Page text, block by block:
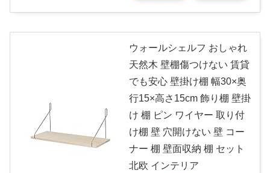
ウォールシェルフ おしゃれ
天然木 壁棚傷つけない 賃貸
でも安心 壁掛け棚 幅30×奥
行15×高さ15cm 飾り棚 壁掛
け 棚 ピン ワイヤー 取り付
け棚 壁 穴開けない 壁 コー
ナー 棚 壁面収納 棚 セット
北欧 インテリア